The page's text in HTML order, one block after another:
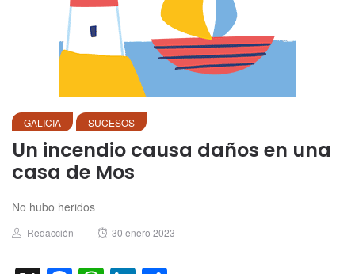
GALICIA SUCESOS
Un incendio causa daños en una
casa de Mos
No hubo heridos
Author
Redacción
Posted
30 enero 2023